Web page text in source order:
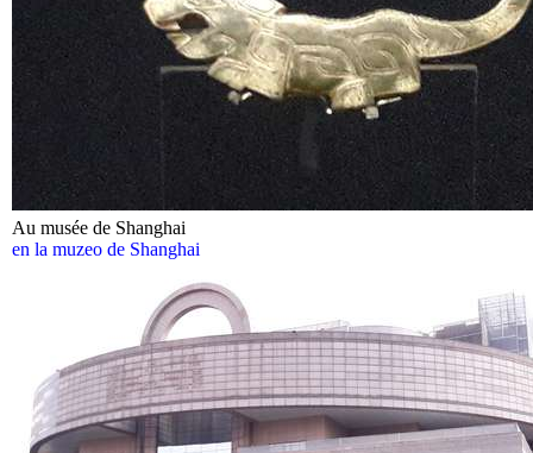
Au musée de Shanghai
en la muzeo de Shanghai